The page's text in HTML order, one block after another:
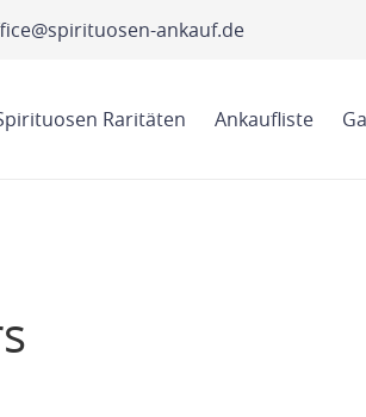
ankauf.de
Raritäten Ankaufliste